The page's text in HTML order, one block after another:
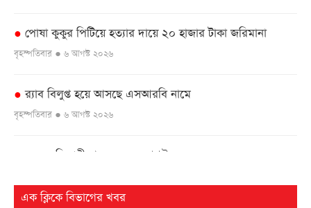
● পোষা কুকুর পিটিয়ে হত্যার দায়ে ২০ হাজার টাকা জরিমানা
বৃহস্পতিবার ● ৬ আগস্ট ২০২৬
● র‌্যাব বিলুপ্ত হয়ে আসছে এসআরবি নামে
বৃহস্পতিবার ● ৬ আগস্ট ২০২৬
এসএসসি পরীক্ষার ফল ১০ আগস্ট
এক ক্লিকে বিভাগের খবর